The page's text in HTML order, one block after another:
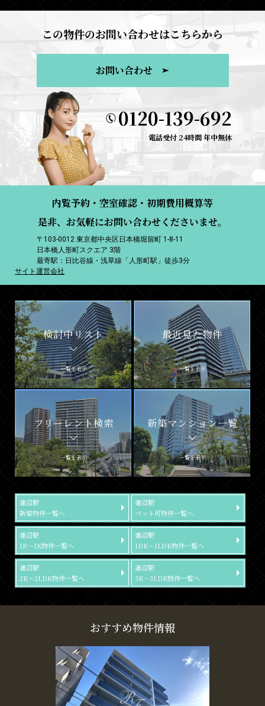
この物件のお問い合わせはこちらから
お問い合わせ
0120-139-692
電話受付 24時間 年中無休
内覧予約・空室確認・初期費用概算等
是非、お気軽にお問い合わせくださいませ。
〒103-0012 東京都中央区日本橋堀留町 1-8-11
日本橋人形町スクエア 3階
最寄駅：日比谷線・浅草線「人形町駅」徒歩3分
サイト運営会社
検討中リスト
一覧を表示
最近見た物件
一覧を表示
フリーレント検索
一覧を表示
新築マンション一覧
一覧を表示
蓮沼駅
新築物件一覧へ
蓮沼駅
ペット可物件一覧へ
蓮沼駅
1R～1K物件一覧へ
蓮沼駅
1DK～1LDK物件一覧へ
蓮沼駅
2K～2LDK物件一覧へ
蓮沼駅
3K～3LDK物件一覧へ
おすすめ物件情報